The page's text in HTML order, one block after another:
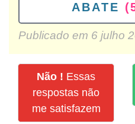
ABATE
Publicado em 6 julho
Não ! Essas
respostas não
me satisfazem